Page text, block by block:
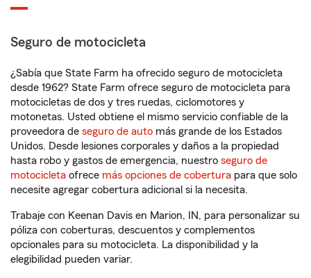
Seguro de motocicleta
¿Sabía que State Farm ha ofrecido seguro de motocicleta
desde 1962? State Farm ofrece seguro de motocicleta para
motocicletas de dos y tres ruedas, ciclomotores y
motonetas. Usted obtiene el mismo servicio confiable de la
proveedora de seguro de auto más grande de los Estados
Unidos. Desde lesiones corporales y daños a la propiedad
hasta robo y gastos de emergencia, nuestro seguro de
motocicleta ofrece más opciones de cobertura para que solo
necesite agregar cobertura adicional si la necesita.
Trabaje con Keenan Davis en Marion, IN, para personalizar su
póliza con coberturas, descuentos y complementos
opcionales para su motocicleta. La disponibilidad y la
elegibilidad pueden variar.